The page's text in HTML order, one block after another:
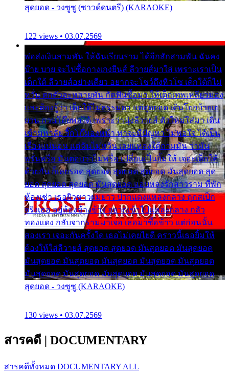
สุดยอด - วงซูซู (ซาวด์ดนตรี) (KARAOKE)
122 views • 03.07.2569
พ่อส่งเงินสามพัน ให้ฉันเรียนราม ได้อีกสักสามพัน ฉันคง
บ๊าย บาย จะไปซื้อกางเกงยีนส์ ลีวายส์มาใส่ เพราะเราเป็น
เด็กใต้ ลีวายส์อย่างเดียว อยากจะโชว์ถึงหิวโซ เด็กใต้ก็ไม่
หวั่น ตกตัวละหลายพัน กัดฟันซื้อมา ให้เด็กเทพเหลียวมอง
และต้องรู้ว่า เด็กใต้ไม่ธรรมดา แต่สุดยอด เดินโยกย้ายเย
ยวน กวนโอ๊ยพอได้ เพราะว่านุ่งลีวายส์ ตัวใหม่ใส่มา เดิน
เข้ามหาลัย จิ๊กโก๊มองหน้า ท่าจะมีปัญหา ไม่พอใจ ได้เป็น
เรื่องแน่นอน แต่ฉันไม่หวั่น เลยแหลงใต้ถามมัน ว่ามัน
พรั่นพรือ มันตอบว่าไม่พรื่อ เปลี่ยนเป็นยิ้มให้ เจอะเด็กใต้
ด้วยกัน ก็เลยรอด สุดยอด สุดยอด สุดยอด มันสุดยอด สุด
ยอด สุดยอด สุดยอด มันสุดยอด แอบหลงรักสาวราม ที่พัก
ห้องเช่า เธอผิวขาวผมยาว ปากแดงแหลงกลาง ถูกสเป็ก
จริงเธอ อยู่ห้องข้างข้าง อยากเข้าไปแหลงกลาง กลัว
ทองแดง กลับจากรามมาเจอ เธอมาซื้อข้าว แต่ก่อนนั้น
สองเรา เจอะกันครั้งใด เธอไม่เคยไยดี คราวนี้เธอยิ้มให้
ต้องให้ใส่ลีวายส์ สุดยอด สุดยอด มันสุดยอด มันสุดยอด
มันสุดยอด มันสุดยอด มันสุดยอด มันสุดยอด มันสุดยอด
มันสุดยอด มันสุดยอด มันสุดยอด มันสุดยอด มันสุดยอด
สุดยอด - วงซูซู (KARAOKE)
130 views • 03.07.2569
สารคดี | DOCUMENTARY
สารคดีทั้งหมด DOCUMENTARY ALL